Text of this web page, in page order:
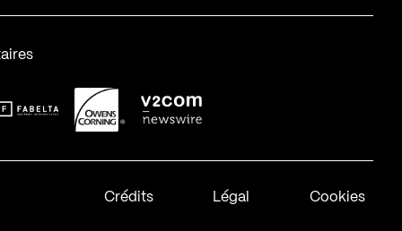
Crédits Légal Cookies